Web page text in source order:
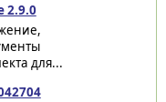
2.9.0
для...